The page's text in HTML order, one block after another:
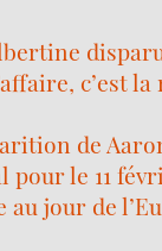
c’est
de
le 11
au jour de